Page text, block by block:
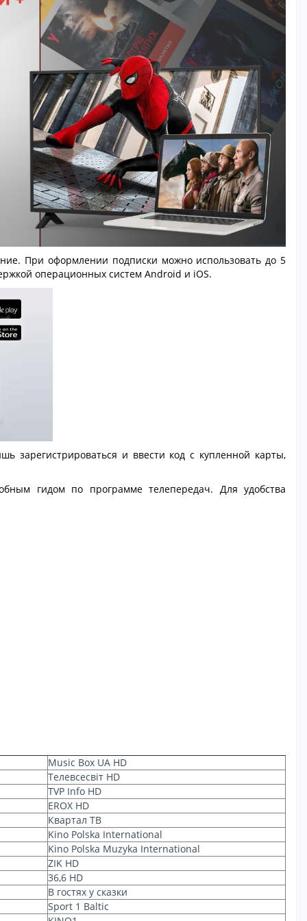
При оформлении подписки можно использовать до 5
операционных систем Android и iOS.
зарегистрироваться и ввести код с купленной карты,
гидом по программе телепередач. Для удобства
Music Box UA HD
Телевсесвіт HD
TVP Info HD
EROX HD
Квартал ТВ
Kino Polska International
Kino Polska Muzyka International
ZIK HD
36,6 HD
В гостях у сказки
Sport 1 Baltic